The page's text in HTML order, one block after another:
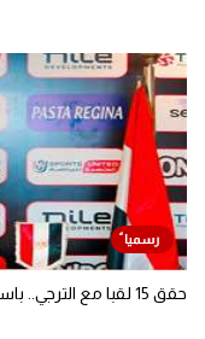
حقق 15 لقبا مع الترجي.. باسم السبكي مدربا ليد الزمالك